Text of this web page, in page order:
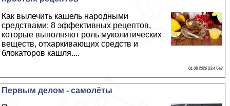
Как вылечить кашель народными
средствами: 8 эффективных рецептов,
которые выполняют роль муколитических
веществ, отхаркивающих средств и
блокаторов кашля....
01 08 2026 23:47:48
Первым делом - самолёты